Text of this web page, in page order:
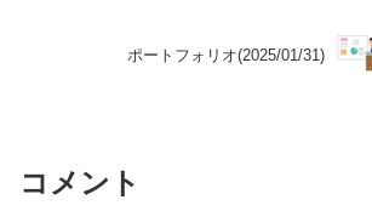
ポートフォリオ(2025/01/31)
コメント